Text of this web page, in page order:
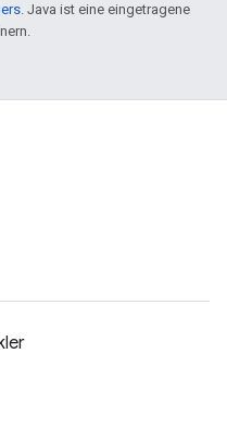
. Java ist eine eingetragene